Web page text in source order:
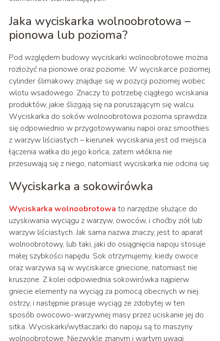
Jaka wyciskarka wolnoobrotowa –
pionowa lub pozioma?
Pod względem budowy wyciskarki wolnoobrotowe można
rozłożyć na pionowe oraz poziome. W wyciskarce poziomej
cylinder ślimakowy znajduje się w pozycji poziomej wobec
wlotu wsadowego. Znaczy to potrzebę ciągłego wciskania
produktów, jakie ślizgają się na poruszającym się walcu.
Wyciskarka do soków wolnoobrotowa pozioma sprawdza
się odpowiednio w przygotowywaniu napoi oraz smoothies
z warzyw liściastych – kierunek wyciskania jest od miejsca
łączenia wałka do jego końca, zatem włókna nie
przesuwają się z niego, natomiast wyciskarka nie odcina się.
Wyciskarka a sokowirówka
Wyciskarka wolnoobrotowa to narzędzie służące do
uzyskiwania wyciągu z warzyw, owoców, i choćby ziół lub
warzyw liściastych. Jak sama nazwa znaczy, jest to aparat
wolnoobrotowy, lub taki, jaki do osiągnięcia napoju stosuje
małej szybkości napędu. Sok otrzymujemy, kiedy owoce
oraz warzywa są w wyciskarce gniecione, natomiast nie
kruszone. Z kolei odpowiednia sokowirówka najpierw
gniecie elementy na wyciąg za pomocą obecnych w niej
ostrzy, i następnie prasuje wyciąg ze zdobytej w ten
sposób owocowo-warzywnej masy przez uciskanie jej do
sitka. Wyciskarki/wytłaczarki do napoju są to maszyny
wolnoobrotowe. Niezwykle znanym i wartym uwagi